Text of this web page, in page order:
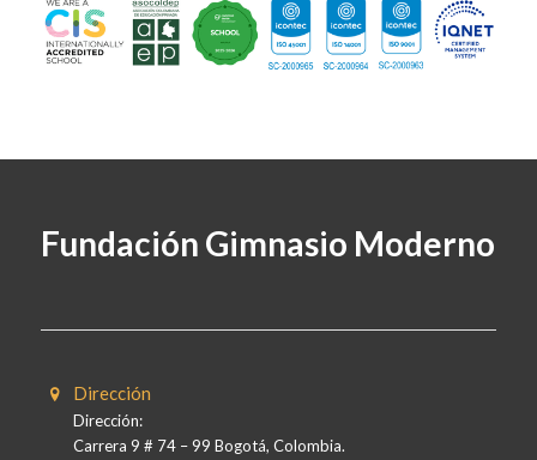
Fundación Gimnasio Moderno
Dirección
Dirección:
Carrera 9 # 74 – 99 Bogotá, Colombia.